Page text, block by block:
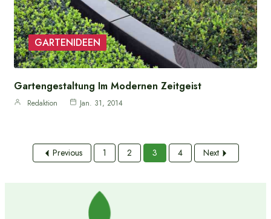
GARTENIDEEN
Gartengestaltung Im Modernen Zeitgeist
Redaktion Jan. 31, 2014
Previous 1 2 3 4 Next